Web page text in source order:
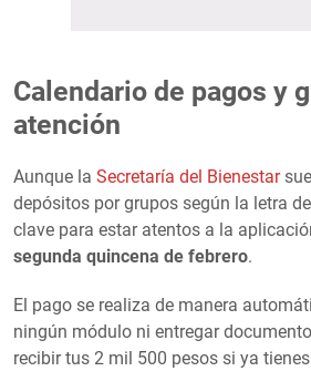
Calendario de pagos y
atención
Aunque la Secretaría del Bienestar
depósitos por grupos según la letra
clave para estar atentos a la
segunda quincena de febrero.
El pago se realiza de manera
ningún módulo ni entregar
recibir tus 2 mil 500 pesos si ya